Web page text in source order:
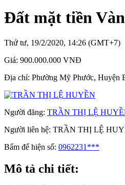
Đất mặt tiền
Thứ tư, 19/2/2020, 14:26 (GMT+7)
Giá: 900.000.000 VNĐ
Địa chỉ: Phường Mỹ Phước, Huyện
Người đăng: TRẦN THỊ LỆ
Người liên hệ: TRẦN THỊ LỆ
Bấm để hiện số: 0962231***
Mô tả chi tiết: